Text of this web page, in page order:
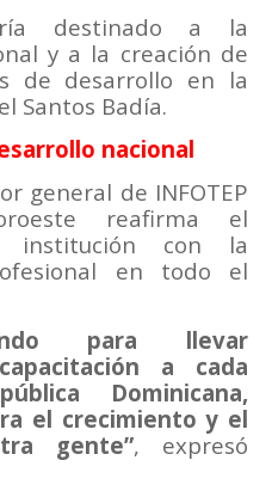
destinado a la
y a la creación de
de desarrollo en la
Santos Badía.
nacional
general de INFOTEP
reafirma el
institución con la
en todo el
para llevar
a cada
Dominicana,
el crecimiento y el
gente”, expresó